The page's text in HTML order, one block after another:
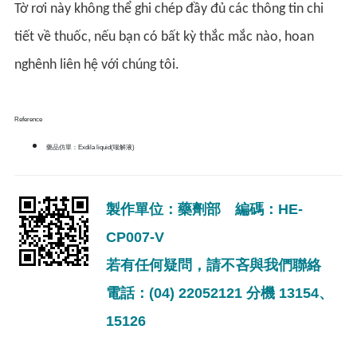
Tờ rơi này không thể ghi chép đầy đủ các thông tin chi
tiết về thuốc, nếu bạn có bất kỳ thắc mắc nào, hoan
nghênh liên hệ với chúng tôi.
Reference
藥品仿單：Exdila liquid(喘解液)
製作單位：藥劑部 編碼：HE-
CP007-V
若有任何疑問，請不吝與我們聯絡
電話：(04) 22052121 分機 13154、
15126